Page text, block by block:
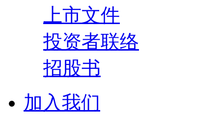
上市文件
投资者联络
招股书
加入我们